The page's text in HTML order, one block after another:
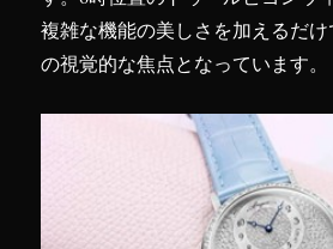
複雑な機能の美しさを加えるだ
の視覚的な焦点となっています。